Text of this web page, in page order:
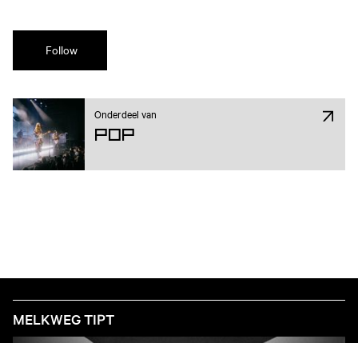
Follow
Onderdeel van
Pop
MELKWEG TIPT